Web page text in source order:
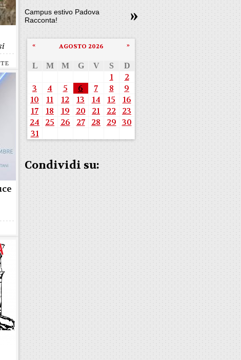
Campus estivo Padova
Racconta!
AGOSTO 2026
« »
L M M G V S D
1
2
3
4 5 6 7 8
9
10
11 12 13 14 15
16
17
18 19 20 21 22
23
24
25 26 27 28 29 30
31
Condividi su: